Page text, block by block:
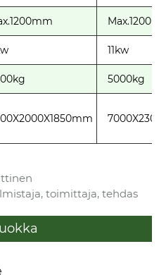
11kw
5000kg
toimittaja, tehdas